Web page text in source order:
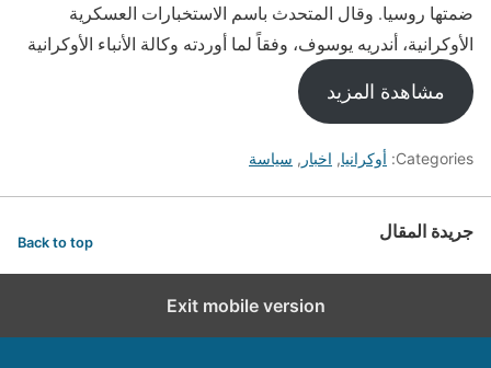
ضمتها روسيا. وقال المتحدث باسم الاستخبارات العسكرية
الأوكرانية، أندريه يوسوف، وفقاً لما أوردته وكالة الأنباء الأوكرانية
مشاهدة المزيد
Categories: أوكرانيا, اخبار , سياسة
جريدة المقال Back to top
Exit mobile version